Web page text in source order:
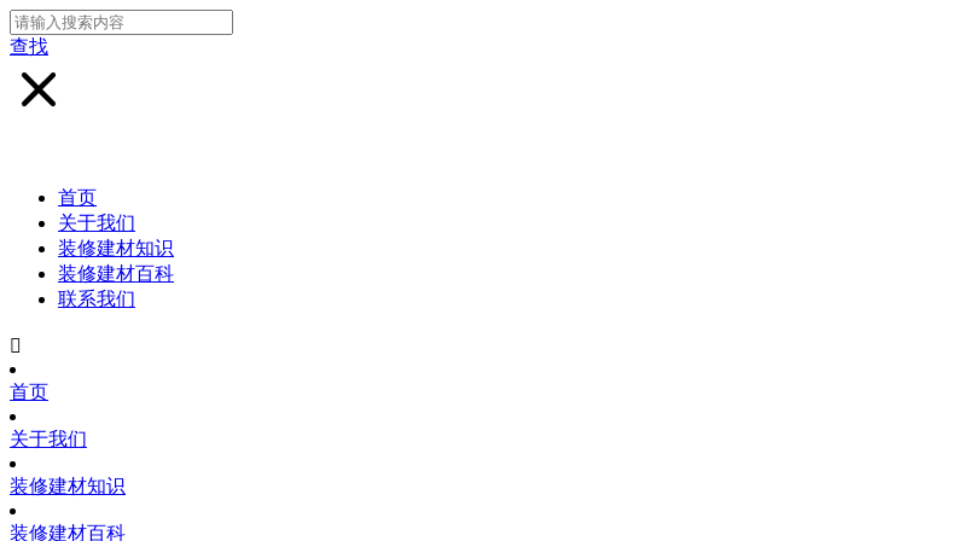
查找
首页
关于我们
装修建材知识
装修建材百科
联系我们

首页
关于我们
装修建材知识
装修建材百科